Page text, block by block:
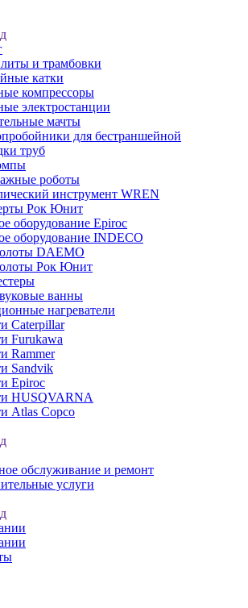
и трамбовки
катки
компрессоры
электростанции
мачты
для бестраншейной
труб
роботы
инструмент WREN
Рок Юнит
оборудование Epiroc
оборудование INDECO
DAEMO
Рок Юнит
ванны
нагреватели
Caterpillar
Furukawa
Rammer
Sandvik
Epiroc
HUSQVARNA
Atlas Copco
обслуживание и ремонт
услуги